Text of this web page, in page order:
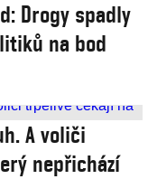
Drogy spadly
na bod
A voliči
nepřichází